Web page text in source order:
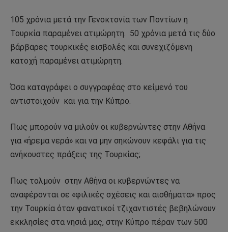
105 χρόνια μετά την Γενοκτονία των Ποντίων η
Τουρκία παραμένει ατιμώρητη. 50 χρόνια μετά τις δύο
βάρβαρες τουρκικές εισβολές και συνεχιζόμενη
κατοχή παραμένει ατιμώρητη.
Όσα καταγράφει ο συγγραφέας στο κείμενό του
αντιστοιχούν και για την Κύπρο.
Πως μπορούν να μιλούν οι κυβερνώντες στην Αθήνα
για «ήρεμα νερά» και να μην σηκώνουν κεφάλι για τις
ανήκουστες πράξεις της Τουρκίας;
Πως τολμούν στην Αθήνα οι κυβερνώντες να
αναφέρονται σε «φιλικές σχέσεις και αισθήματα» προς
την Τουρκία όταν φανατικοί τζιχαντιστές βεβηλώνουν
εκκλησίες στα νησιά μας, στην Κύπρο πέραν των 500